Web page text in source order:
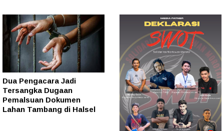
Dua Pengacara Jadi
Tersangka Dugaan
Pemalsuan Dokumen
Lahan Tambang di Halsel